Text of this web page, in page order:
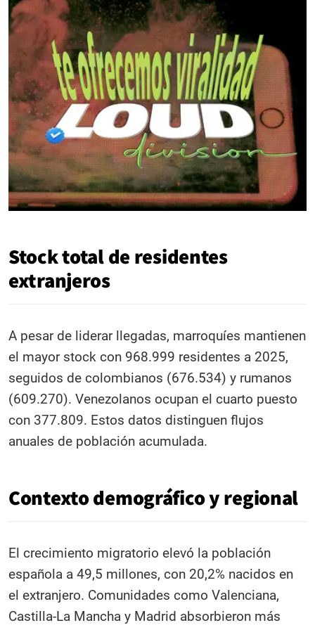
Stock total de residentes
extranjeros
A pesar de liderar llegadas, marroquíes mantienen
el mayor stock con 968.999 residentes a 2025,
seguidos de colombianos (676.534) y rumanos
(609.270). Venezolanos ocupan el cuarto puesto
con 377.809. Estos datos distinguen flujos
anuales de población acumulada.
Contexto demográfico y regional
El crecimiento migratorio elevó la población
española a 49,5 millones, con 20,2% nacidos en
el extranjero. Comunidades como Valenciana,
Castilla-La Mancha y Madrid absorbieron más